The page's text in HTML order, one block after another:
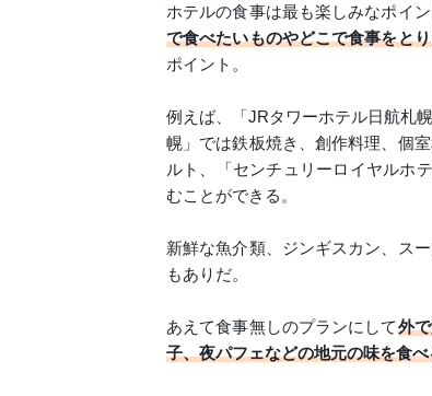
ホテルの食事は最も楽しみなポイ
で食べたいものやどこで食事をと
ポイント。
例えば、「JRタワーホテル日航札
幌」では鉄板焼き、創作料理、個
ルト、「センチュリーロイヤルホ
むことができる。
新鮮な魚介類、ジンギスカン、ス
もありだ。
あえて食事無しのプランにして外
子、夜パフェなどの地元の味を食べ